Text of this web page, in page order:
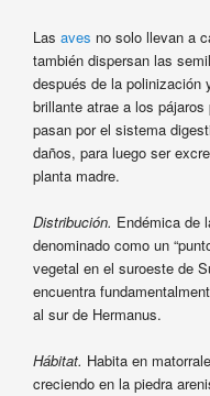
Las aves no solo llevan a
también dispersan las
después de la
brillante atrae a los
pasan por el sistema
daños, para luego ser
planta madre.
Distribución. Endémica de
denominado como un
vegetal en el suroeste de
encuentra
al sur de Hermanus.
Hábitat. Habita en
creciendo en la piedra